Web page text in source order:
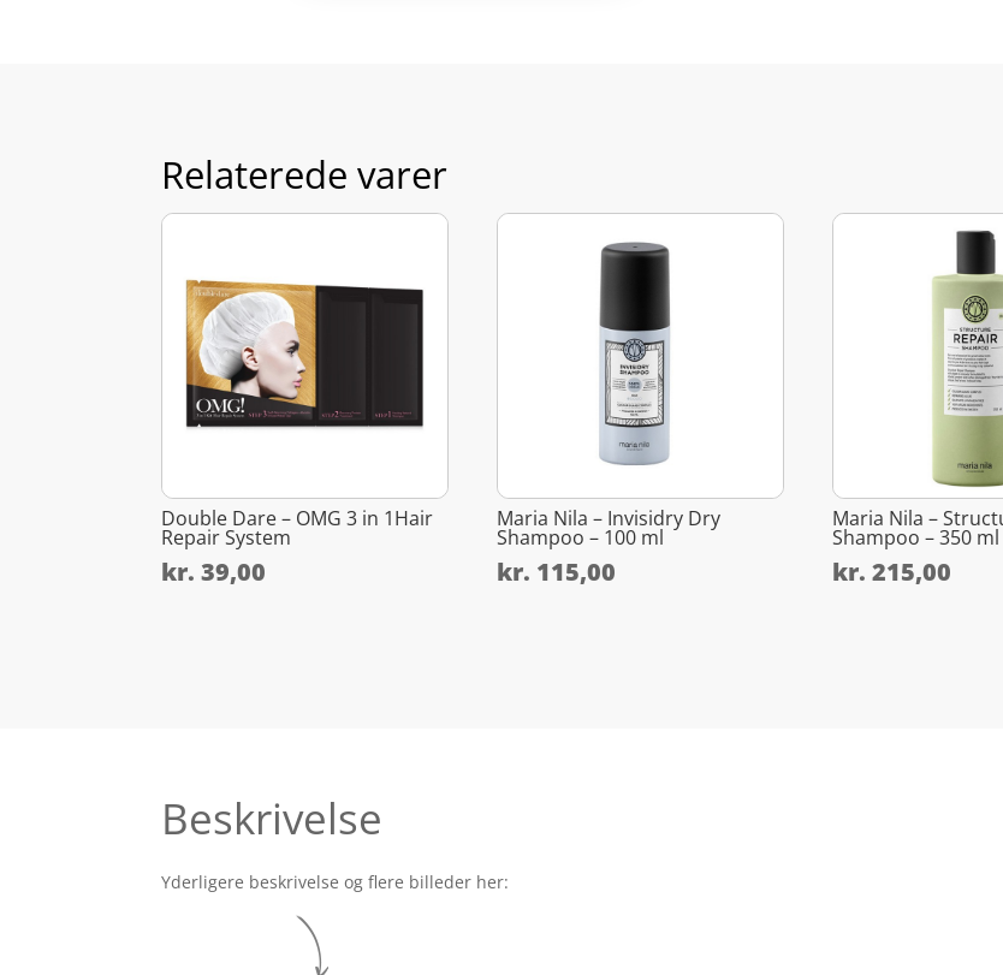
Relaterede varer
Double Dare – OMG 3 in 1Hair
Repair System
kr. 39,00
Maria Nila – Invisidry Dry
Shampoo – 100 ml
kr. 115,00
Maria Nila –
Shampoo – 350 ml
kr. 215,00
Beskrivelse
Yderligere beskrivelse og flere billeder her: